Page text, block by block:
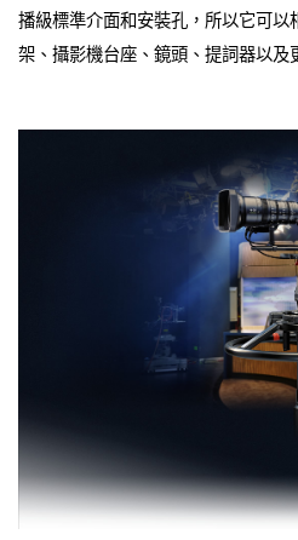
播級標準介面和安裝孔，所以它可以
架、攝影機台座、鏡頭、提詞器以及